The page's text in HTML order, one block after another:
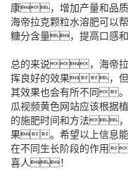
康，增加产量和品
海帝拉克颗粒水溶肥可
糖分含量，提高口感
总的来说，海帝拉
挥良好的效果，但
其效果也会有所不同
瓜视频黄色网站应该根
的施肥时间和方法，
果。希望以上信息能
在不同生长阶段的作用
喜人！